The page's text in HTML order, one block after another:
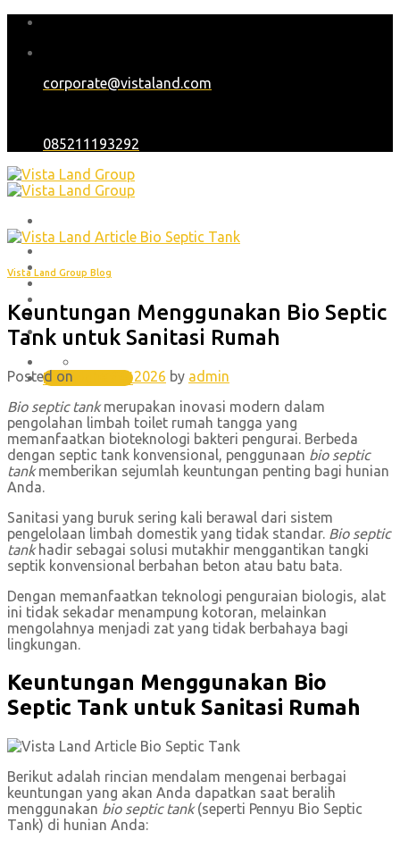
Skip
content
corporate@vistaland.com
085211193292
Tentang Kami
Proyek
Karir
Hubungi Kami
Hubungi Kami
Vista Land Group Blog
Keuntungan Menggunakan Bio Septic
Tank untuk Sanitasi Rumah
Posted on June 24, 2026 by admin
Bio septic tankmerupakan inovasi modern dalam
pengolahan limbah toilet rumah tangga yang
memanfaatkan bioteknologi bakteri pengurai. Berbeda
dengan septic tank konvensional, penggunaan bio septic
tankmemberikan sejumlah keuntungan penting bagi hunian
Anda.
Sanitasi yang buruk sering kali berawal dari sistem
pengelolaan limbah domestik yang tidak standar. Bio septic
tankhadir sebagai solusi mutakhir menggantikan tangki
septik konvensional berbahan beton atau batu bata.
Dengan memanfaatkan teknologi penguraian biologis, alat
ini tidak sekadar menampung kotoran, melainkan
mengolahnya menjadi zat yang tidak berbahaya bagi
lingkungan.
Keuntungan Menggunakan Bio
Septic Tank untuk Sanitasi Rumah
Berikut adalah rincian mendalam mengenai berbagai
keuntungan yang akan Anda dapatkan saat beralih
menggunakan bio septic tank(seperti Pennyu Bio Septic
Tank) di hunian Anda: